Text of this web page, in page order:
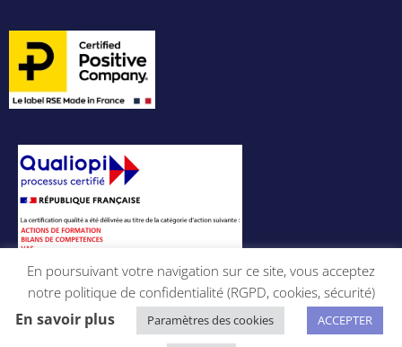
Mentions légales Politique de confidentialité CGU
En poursuivant votre navigation sur ce site, vous acceptez
notre politique de confidentialité (RGPD, cookies, sécurité)
En savoir plus Paramètres des cookies ACCEPTER